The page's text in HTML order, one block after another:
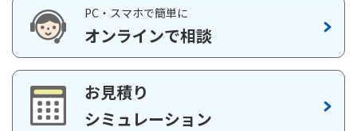
ご契約例
年金支払期間30年（30回分）、保証期間20年（20
回分）の場合
前納払込保険料シミュレーション（かんぽ生命保険契
約）
前納払込保険料シミュレーション（簡易生命保険契
PC・スマホで簡単に
オンラインで相談
お見積り
シミュレーション